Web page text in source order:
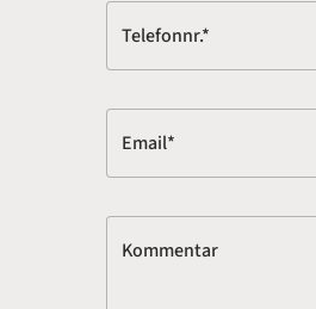
Telefonnr.*
Email*
Kommentar